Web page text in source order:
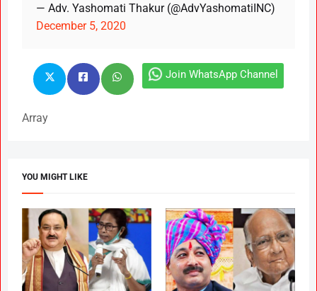
— Adv. Yashomati Thakur (@AdvYashomatiINC)
December 5, 2020
Join WhatsApp Channel
Array
YOU MIGHT LIKE